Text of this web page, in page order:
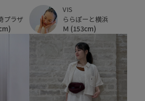
プラザ
VIS
ららぽーと横浜
Ｍ (153cm)